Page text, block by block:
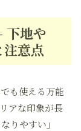
下地や
意点
も使える万能
アな印象が長
りやすい」